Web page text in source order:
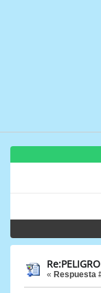
« Respuesta